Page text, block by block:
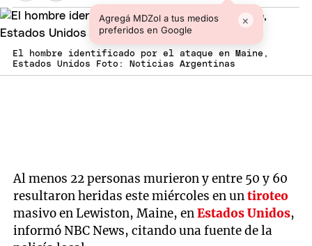
Agregá MDZol a tus medios
preferidos en Google
×
El hombre identificado por el ataque en Maine,
Estados Unidos Foto: Noticias Argentinas
Al menos 22 personas murieron y entre 50 y 60
resultaron heridas este miércoles en untiroteo
masivo en Lewiston, Maine, enEstados Unidos,
informó NBC News, citando una fuente de la